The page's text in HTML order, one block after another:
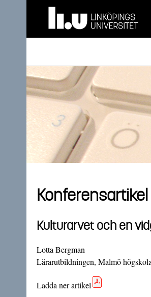
Konferensartikel
Kulturarvet och en
Lotta Bergman
Lärarutbildningen, Malmö
Ladda ner artikel